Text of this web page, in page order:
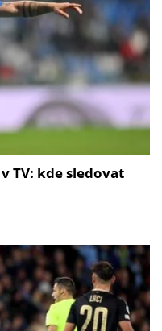
TV: kde sledovat